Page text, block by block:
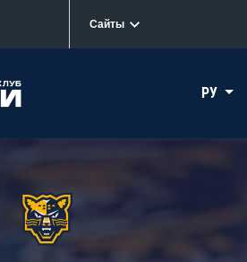
Сайты
РУ